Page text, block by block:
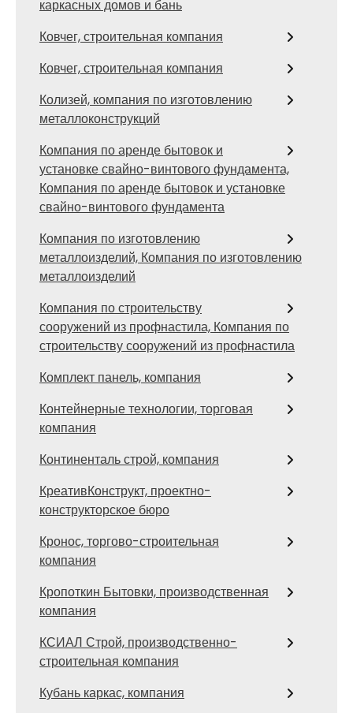
каркасных домов и бань
Ковчег, строительная компания
Ковчег, строительная компания
Колизей, компания по изготовлению
металлоконструкций
Компания по аренде бытовок и
установке свайно-винтового фундамента,
Компания по аренде бытовок и установке
свайно-винтового фундамента
Компания по изготовлению
металлоизделий, Компания по изготовлению
металлоизделий
Компания по строительству
сооружений из профнастила, Компания по
строительству сооружений из профнастила
Комплект панель, компания
Контейнерные технологии, торговая
компания
Континенталь строй, компания
КреативКонструкт, проектно-
конструкторское бюро
Кронос, торгово-строительная
компания
Кропоткин Бытовки, производственная
компания
КСИАЛ Строй, производственно-
строительная компания
Кубань каркас, компания